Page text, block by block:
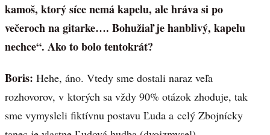
kamoš, ktorý síce nemá kapelu, ale hráva si po
večeroch na gitarke…. Bohužiaľ je hanblivý, kapelu
nechce“. Ako to bolo tentokrát?
Boris: Hehe, áno. Vtedy sme dostali naraz veľa
rozhovorov, v ktorých sa vždy 90% otázok zhoduje, tak
sme vymysleli fiktívnu postavu Ľuda a celý Zbojnícky